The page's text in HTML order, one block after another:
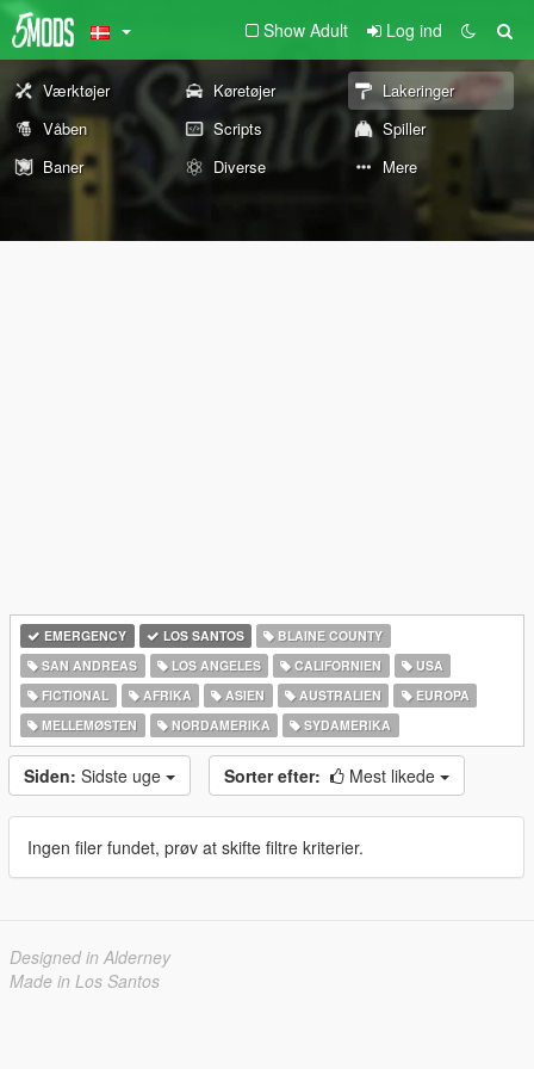
Show Adult Log ind
Værktøjer Køretøjer
Lakeringer
Våben
Scripts
Spiller
Baner
Diverse Mere
EMERGENCY LOS SANTOS
BLAINE COUNTY
SAN ANDREAS
LOS ANGELES CALIFORNIEN
USA
FICTIONAL
AFRIKA ASIEN AUSTRALIEN
EUROPA
MELLEMØSTEN
NORDAMERIKA SYDAMERIKA
Siden: Sidste uge Sorter efter: Mest likede
Ingen filer fundet, prøv at skifte filtre kriterier.
Designed in Alderney
Made in Los Santos